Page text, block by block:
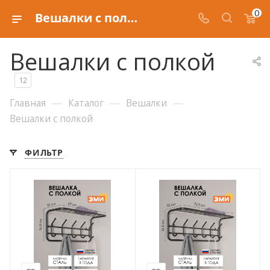
Вешалки с полкой 0
Вешалки с полкой
12
Главная — Каталог — Вешалки —
Вешалки с полкой
ФИЛЬТР